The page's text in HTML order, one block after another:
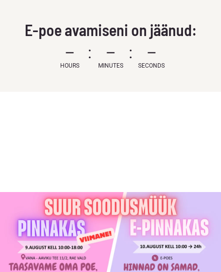
E-poe avamiseni on jäänud:
–
HOURS
–
MINUTES
–
SECONDS